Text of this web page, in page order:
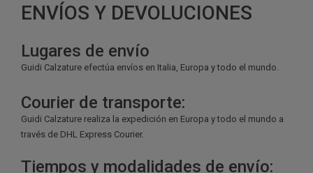
ENVÍOS Y DEVOLUCIONES
Lugares de envío
Guidi Calzature efectúa envíos en Italia, Europa y todo el mundo.
Courier de transporte:
Guidi Calzature realiza la expedición en Europa y todo el mundo a
través de DHL Express Courier.
Tiempos y modalidades de envío: